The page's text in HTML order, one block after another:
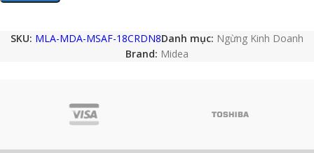
SKU: MLA-MDA-MSAF-18CRDN8Danh mục: Ngừng Kinh Doanh
Brand: Midea